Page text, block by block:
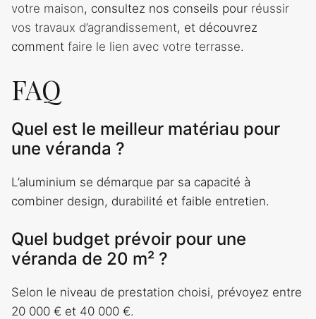
votre maison, consultez nos conseils pour réussir
vos travaux d’agrandissement, et découvrez
comment faire le lien avec votre terrasse.
FAQ
Quel est le meilleur matériau pour
une véranda ?
L’aluminium se démarque par sa capacité à
combiner design, durabilité et faible entretien.
Quel budget prévoir pour une
véranda de 20 m² ?
Selon le niveau de prestation choisi, prévoyez entre
20 000 € et 40 000 €.